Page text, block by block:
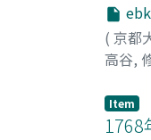
( 京都
高谷,
Item